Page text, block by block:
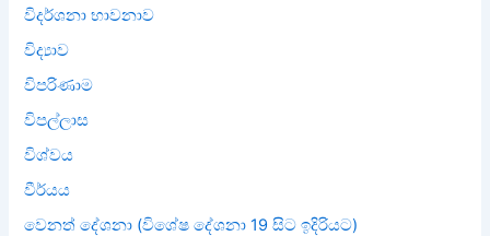
විදර්ශනා භාවනාව
විද්‍යාව
විපරිණාම
විපල්ලාස
විශ්වය
වීර්යය
වෙනත් දේශනා (විශේෂ දේශනා 19 සිට ඉදිරියට)